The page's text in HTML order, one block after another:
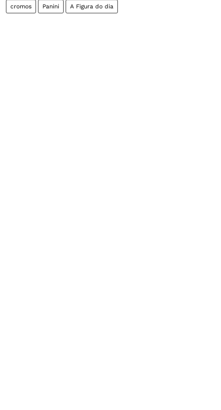
cromos Panini A Figura do dia